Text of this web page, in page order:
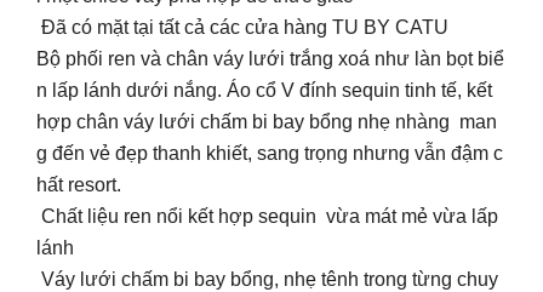
Đã có mặt tại tất cả các cửa hàng TU BY CATU
️Bộ phối ren và chân váy lưới trắng xoá như làn bọt biể
n lấp lánh dưới nắng. Áo cổ V đính sequin tinh tế, kết
hợp chân váy lưới chấm bi bay bổng nhẹ nhàng man
g đến vẻ đẹp thanh khiết, sang trọng nhưng vẫn đậm c
hất resort.
Chất liệu ren nổi kết hợp sequin vừa mát mẻ vừa lấp
lánh
️ Váy lưới chấm bi bay bổng, nhẹ tênh trong từng chuy